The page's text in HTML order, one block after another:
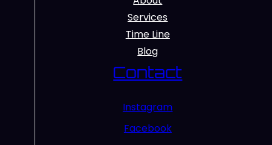
Services
Time Line
Blog
Contact
Instagram
Facebook